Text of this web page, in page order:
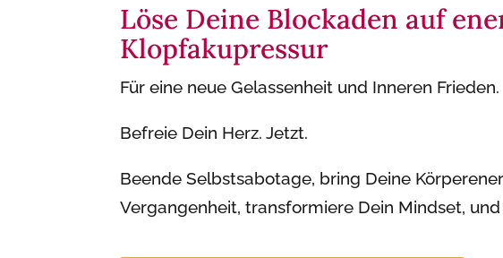
Löse Deine Blockaden auf
Klopfakupressur
Für eine neue Gelassenheit und Inneren Frieden.
Befreie Dein Herz. Jetzt.
Beende Selbstsabotage, bring Deine
Vergangenheit, transformiere Dein Mindset,